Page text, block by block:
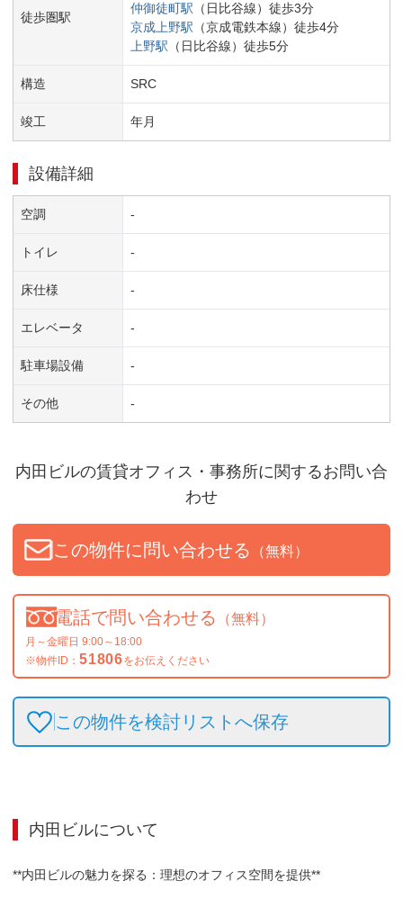
徒歩圏駅
仲御徒町駅 （ 日比谷線） 徒歩3分
京成上野駅 （京成電鉄本線） 徒歩4分
上野駅 （ 日比谷線） 徒歩5分
構造 SRC
竣工 年月
設備詳細
空調 -
トイレ -
床仕様 -
エレベータ -
駐車場設備 -
その他 -
内田ビルの賃貸オフィス・事務所に関するお問い合
わせ
この物件に問い合わせる （無料）
電話で問い合わせる （無料）
月～金曜日 9:00～18:00
※物件ID： 51806をお伝えください
この物件を検討リストへ保存
内田ビルについて
**内田ビルの魅力を探る：理想のオフィス空間を提供**